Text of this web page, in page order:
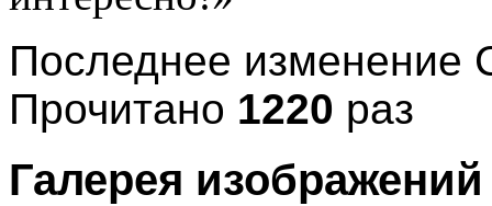
Последнее изменение
Прочитано 1220 раз
Галерея изображений